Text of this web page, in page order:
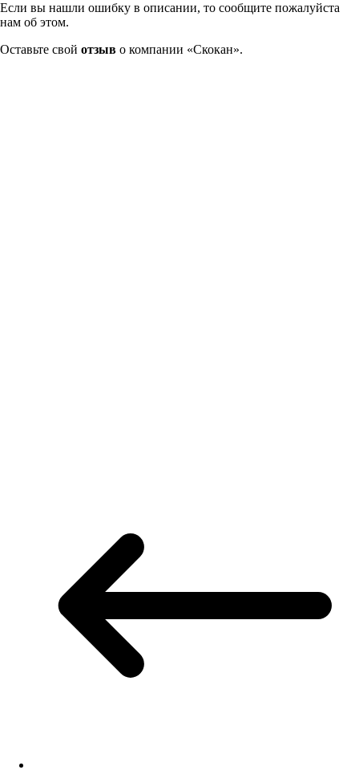
Если вы нашли ошибку в описании, то сообщите пожалуйста
нам об этом.
Оставьте свой отзыв о компании «Скокан».